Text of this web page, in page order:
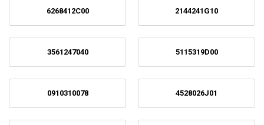
6268412C00 2144241G10
3561247040 5115319D00
0910310078 4528026J01